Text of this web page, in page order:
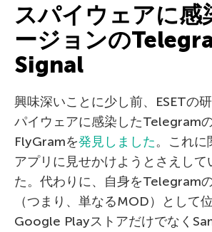
スパイウェアに感
ージョンの
Signal
興味深いことに少し前、ESETの
パイウェアに感染したTelegramの
FlyGramを発見しました。これに
アプリに見せかけようとさえして
た。代わりに、自身をTelegram
（つまり、単なるMOD）として
Google Playストアだけでなく